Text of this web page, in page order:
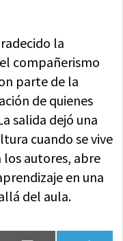
la
compañerismo
parte de la
de quienes
salida dejó una
cuando se vive
autores, abre
en una
del aula.